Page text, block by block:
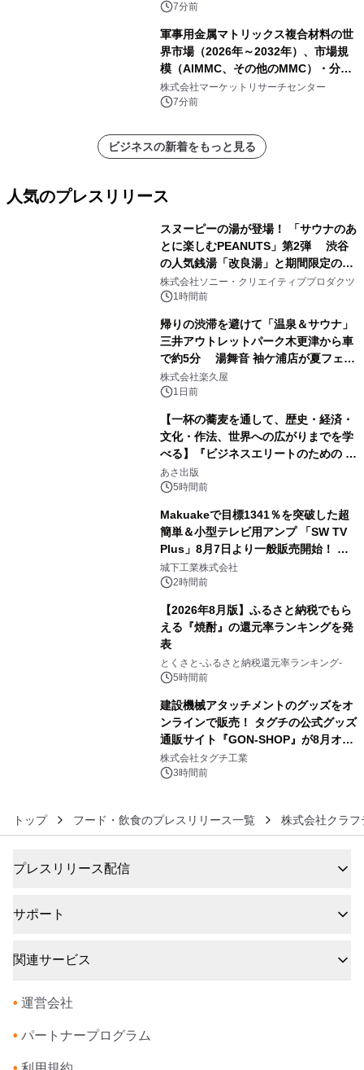
7分前
軍事用金属マトリックス複合材料の世
界市場（2026年～2032年）、市場規
模（AlMMC、その他のMMC）・分析
レポートを発表
株式会社マーケットリサーチセンター
7分前
ビジネスの新着をもっと見る
人気のプレスリリース
スヌーピーの湯が登場！ 「サウナのあ
とに楽しむPEANUTS」第2弾 渋谷
の人気銭湯「改良湯」と期間限定のコ
ラボレーション サウナイキタイコラ
ボグッズも発売決定！
株式会社ソニー・クリエイティブプロダクツ
1時間前
帰りの渋滞を避けて「温泉＆サウナ」
三井アウトレットパーク木更津から車
で約5分 湯舞音 袖ケ浦店が夏フェア
メニューを提供
株式会社楽久屋
1日前
【一杯の蕎麦を通して、歴史・経済・
文化・作法、世界への広がりまでを学
べる】『ビジネスエリートのための 教
養としての蕎麦』2026年8月25日
（火）発売
あさ出版
5時間前
Makuakeで目標1341％を突破した超
簡単＆小型テレビ用アンプ 「SW TV
Plus」8月7日より一般販売開始！ ケ
ーブル1本つなぐだけ、テレビの音が
ぐっと豊かに
城下工業株式会社
2時間前
【2026年8月版】ふるさと納税でもら
える『焼酎』の還元率ランキングを発
表
とくさと-ふるさと納税還元率ランキング-
5時間前
建設機械アタッチメントのグッズをオ
ンラインで販売！ タグチの公式グッズ
通販サイト『GON-SHOP』が8月オー
プン
株式会社タグチ工業
3時間前
トップ フード・飲食のプレスリリース一覧 株式会社クラフ
プレスリリース配信
サポート
関連サービス
• 運営会社
• パートナープログラム